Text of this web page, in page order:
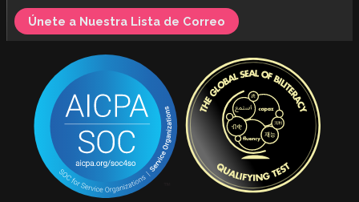
Únete a Nuestra Lista de Correo